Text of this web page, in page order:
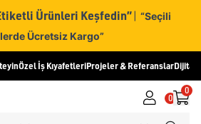
Ürünleri Keşfedin” | “Seçili
Ücretsiz Kargo”
Özel İş KıyafetleriProjeler & ReferanslarDijital
0
0